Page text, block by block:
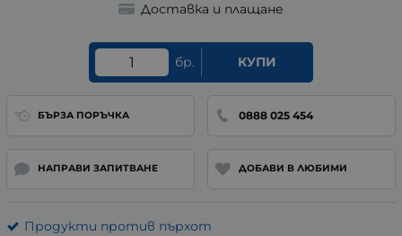
Доставка и плащане
бр. КУПИ
БЪРЗА ПОРЪЧКА 0888 025 454
НАПРАВИ ЗАПИТВАНЕ ДОБАВИ В ЛЮБИМИ
Продукти против пърхот